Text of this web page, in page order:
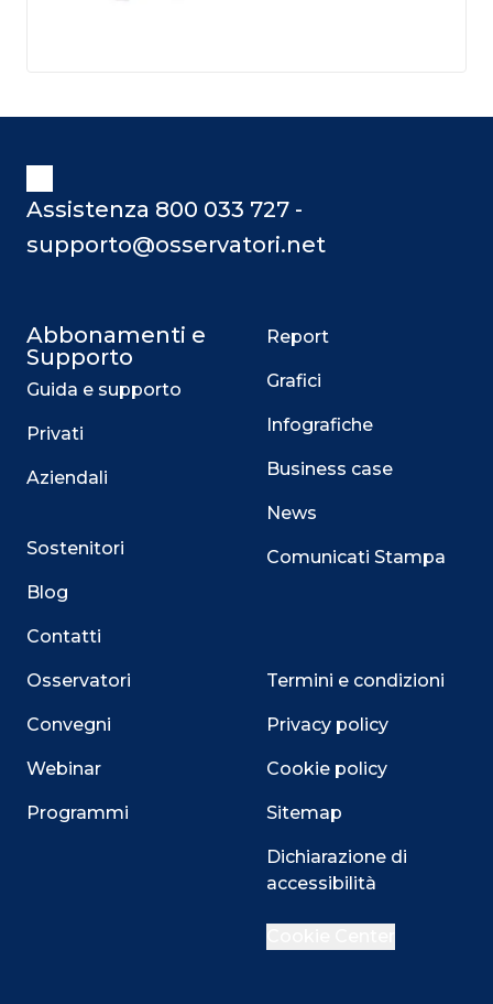
Assistenza 800 033 727 -
supporto@osservatori.net
Abbonamenti e
Supporto
Guida e supporto
Privati
Aziendali
Sostenitori
Blog
Contatti
Osservatori
Convegni
Webinar
Programmi
Report
Grafici
Infografiche
Business case
News
Comunicati Stampa
Termini e condizioni
Privacy policy
Cookie policy
Sitemap
Dichiarazione di
accessibilità